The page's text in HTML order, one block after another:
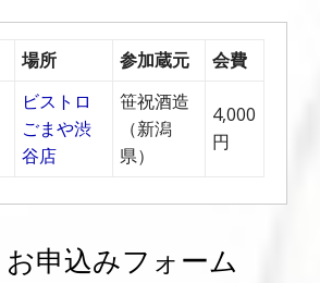
場所 参加蔵元
会費
ビストロ
ごまや渋
谷店
笹祝酒造
（新潟
県）
4,000
円
申込みフォーム